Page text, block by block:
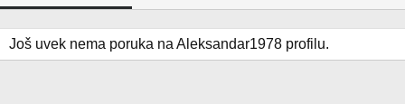
Još uvek nema poruka na Aleksandar1978 profilu.